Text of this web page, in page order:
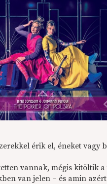
érik el, éneket vagy
vannak, mégis kitöltik
van jelen – és amin